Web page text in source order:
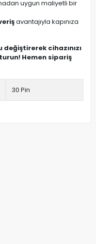
uygun maliyetli bir
avantajıyla kapınıza
cihazınızı
Hemen sipariş
30 Pin